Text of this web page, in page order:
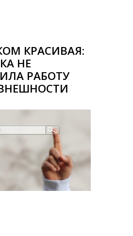
КРАСИВАЯ:
НЕ
РАБОТУ